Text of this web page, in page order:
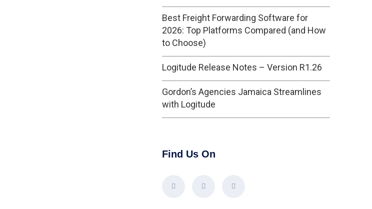
Best Freight Forwarding Software for
2026: Top Platforms Compared (and How
to Choose)
Logitude Release Notes – Version R1.26
Gordon’s Agencies Jamaica Streamlines
with Logitude
Find Us On